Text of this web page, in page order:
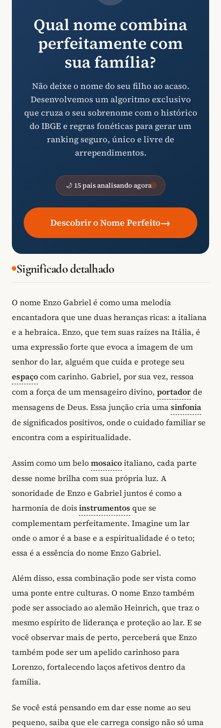
Qual nome combina
perfeitamente com
sua família?
Não deixe o nome do seu filho ao acaso.
Desenvolvemos um algoritmo exclusivo
que cruza o seu sobrenome com o histórico
do IBGE e regras fonéticas para gerar um
ranking seguro, único e livre de
arrependimentos.
🌙 15 pais analisando agora
Descobrir o Nome Perfeito→
Significado detalhado
O nome Enzo Gabriel é como uma melodia
encantadora que une duas heranças ricas: a italiana
e a hebraica. Enzo, que tem suas raízes na Itália, é
uma expressão forte que evoca a imagem de um
senhor do lar, alguém que cuida e protege seu
espaçocom carinho. Gabriel, por sua vez, ressoa
com a força de um mensageiro divino, portadorde
mensagens de Deus. Essa junção cria umasinfonia
de significados positivos, onde o cuidado familiar se
encontra com a espiritualidade.
Assim como um belomosaicoitaliano, cada parte
desse nome brilha com sua própria luz. A
sonoridade de Enzo e Gabriel juntos é como a
harmonia de doisinstrumentos que se
complementam perfeitamente. Imagine um lar
onde o amor é a base e a espiritualidade é o teto;
essa é a essência do nome Enzo Gabriel.
Além disso, essa combinação pode ser vista como
uma ponte entre culturas. O nome Enzo também
pode ser associado ao alemão Heinrich, que traz o
mesmo espírito de liderança e proteção ao lar. E se
você observar mais de perto, perceberá que Enzo
também pode ser um apelido carinhoso para
Lorenzo, fortalecendo laços afetivos dentro da
família.
Se você está pensando em dar esse nome ao seu
pequeno, saiba que ele carrega consigo não só uma